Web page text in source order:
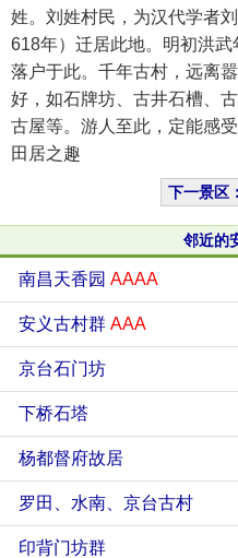
姓。刘姓村民，为汉代学者
618年）迁居此地。明初洪
落户于此。千年古村，远离
好，如石牌坊、古井石槽、
古屋等。游人至此，定能感
田居之趣
下一景区
邻近的
南昌天香园 AAAA
安义古村群 AAA
京台石门坊
下桥石塔
杨都督府故居
罗田、水南、京台古村
印背门坊群